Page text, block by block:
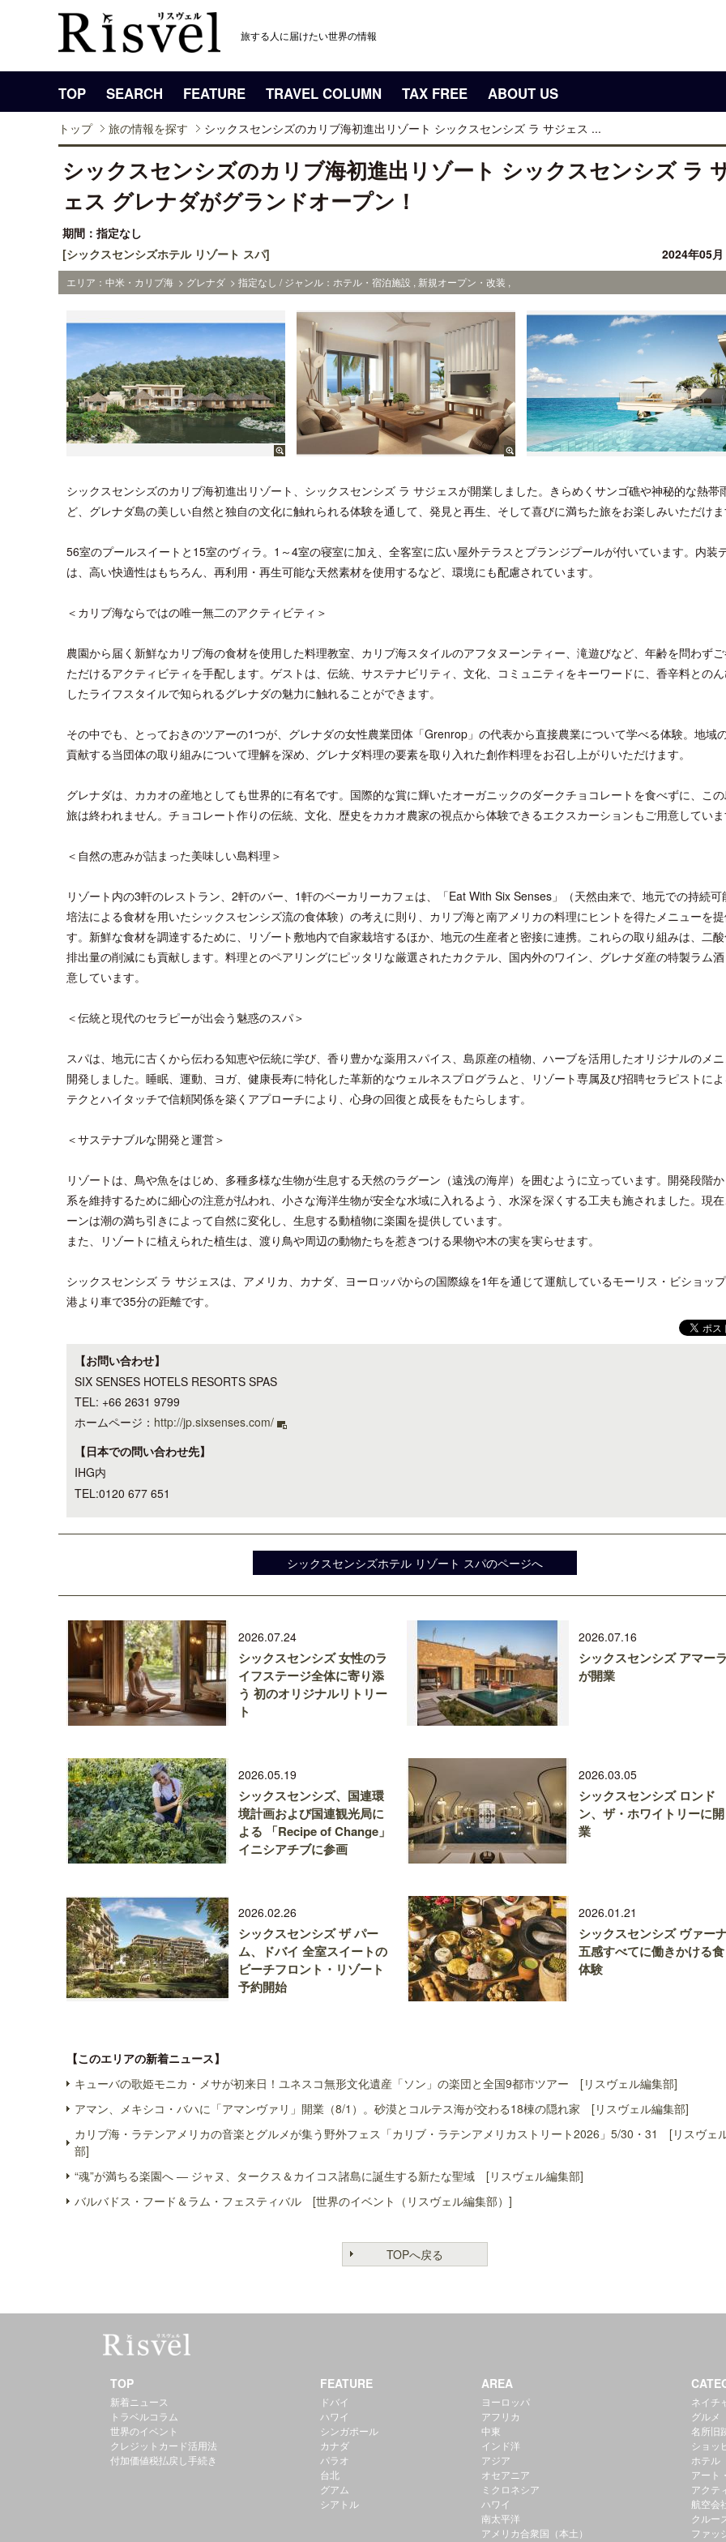
旅する人に届けたい世界の情報
TOP SEARCH FEATURE TRAVEL COLUMN TAX FREE ABOUT US
トップ 旅の情報を探す シックスセンシズのカリブ海初進出リゾート シックスセンシズ ラ サジェス ...
シックスセンシズのカリブ海初進出リゾート シックスセンシズ ラ
ェス グレナダがグランドオープン！
期間：指定なし
[シックスセンシズホテル リゾート スパ]
2024年05
エリア：中米・カリブ海 > グレナダ > 指定なし / ジャンル：ホテル・宿泊施設 , 新規オープン・改装 ,
シックスセンシズのカリブ海初進出リゾート、シックスセンシズ ラ サジェスが開業しました。きらめくサンゴ礁や神秘的な熱帯
ど、グレナダ島の美しい自然と独自の文化に触れられる体験を通して、発見と再生、そして喜びに満ちた旅をお楽しみいただけま
56室のプールスイートと15室のヴィラ。1～4室の寝室に加え、全客室に広い屋外テラスとプランジプールが付いています。内装
は、高い快適性はもちろん、再利用・再生可能な天然素材を使用するなど、環境にも配慮されています。
＜カリブ海ならではの唯一無二のアクティビティ＞
農園から届く新鮮なカリブ海の食材を使用した料理教室、カリブ海スタイルのアフタヌーンティー、滝遊びなど、年齢を問わず
ただけるアクティビティを手配します。ゲストは、伝統、サステナビリティ、文化、コミュニティをキーワードに、香辛料とのん
したライフスタイルで知られるグレナダの魅力に触れることができます。
その中でも、とっておきのツアーの1つが、グレナダの女性農業団体「Grenrop」の代表から直接農業について学べる体験。地域
貢献する当団体の取り組みについて理解を深め、グレナダ料理の要素を取り入れた創作料理をお召し上がりいただけます。
グレナダは、カカオの産地としても世界的に有名です。国際的な賞に輝いたオーガニックのダークチョコレートを食べずに、こ
旅は終われません。チョコレート作りの伝統、文化、歴史をカカオ農家の視点から体験できるエクスカーションもご用意していま
＜自然の恵みが詰まった美味しい島料理＞
リゾート内の3軒のレストラン、2軒のバー、1軒のベーカリーカフェは、「Eat With Six Senses」（天然由来で、地元での持続可
培法による食材を用いたシックスセンシズ流の食体験）の考えに則り、カリブ海と南アメリカの料理にヒントを得たメニューを提
す。新鮮な食材を調達するために、リゾート敷地内で自家栽培するほか、地元の生産者と密接に連携。これらの取り組みは、二
排出量の削減にも貢献します。料理とのペアリングにピッタリな厳選されたカクテル、国内外のワイン、グレナダ産の特製ラム
意しています。
＜伝統と現代のセラピーが出会う魅惑のスパ＞
スパは、地元に古くから伝わる知恵や伝統に学び、香り豊かな薬用スパイス、島原産の植物、ハーブを活用したオリジナルのメ
開発しました。睡眠、運動、ヨガ、健康長寿に特化した革新的なウェルネスプログラムと、リゾート専属及び招聘セラピストに
テクとハイタッチで信頼関係を築くアプローチにより、心身の回復と成長をもたらします。
＜サステナブルな開発と運営＞
リゾートは、鳥や魚をはじめ、多種多様な生物が生息する天然のラグーン（遠浅の海岸）を囲むように立っています。開発段階
系を維持するために細心の注意が払われ、小さな海洋生物が安全な水域に入れるよう、水深を深くする工夫も施されました。現
ーンは潮の満ち引きによって自然に変化し、生息する動植物に楽園を提供しています。
また、リゾートに植えられた植生は、渡り鳥や周辺の動物たちを惹きつける果物や木の実を実らせます。
シックスセンシズ ラ サジェスは、アメリカ、カナダ、ヨーロッパからの国際線を1年を通じて運航しているモーリス・ビショッ
港より車で35分の距離です。
【お問い合わせ】
SIX SENSES HOTELS RESORTS SPAS
TEL: +66 2631 9799
ホームページ： http://jp.sixsenses.com/
【日本での問い合わせ先】
IHG内
TEL:0120 677 651
シックスセンシズホテル リゾート スパのページへ
2026.07.24
シックスセンシズ 女性のラ
イフステージ全体に寄り添
う 初のオリジナルリトリー
ト
2026.07.16
シックスセンシズ アマーラ
が開業
2026.05.19
シックスセンシズ、国連環
境計画および国連観光局に
よる 「Recipe of Change」
イニシアチブに参画
2026.03.05
シックスセンシズ ロンド
ン、ザ・ホワイトリーに開
業
2026.02.26
シックスセンシズ ザ パー
ム、ドバイ 全室スイートの
ビーチフロント・リゾート
予約開始
2026.01.21
シックスセンシズ ヴァー
五感すべてに働きかける食
体験
【このエリアの新着ニュース】
キューバの歌姫モニカ・メサが初来日！ユネスコ無形文化遺産「ソン」の楽団と全国9都市ツアー [リスヴェル編集部]
アマン、メキシコ・バハに「アマンヴァリ」開業（8/1）。砂漠とコルテス海が交わる18棟の隠れ家 [リスヴェル編集部]
カリブ海・ラテンアメリカの音楽とグルメが集う野外フェス「カリブ・ラテンアメリカストリート2026」5/30・31 [リスヴェ
部]
“魂”が満ちる楽園へ ― ジャヌ、タークス＆カイコス諸島に誕生する新たな聖域 [リスヴェル編集部]
バルバドス・フード＆ラム・フェスティバル [世界のイベント（リスヴェル編集部）]
TOPへ戻る
TOP
新着ニュース
トラベルコラム
世界のイベント
クレジットカード活用法
付加価値税払戻し手続き
FEATURE
ドバイ
ハワイ
シンガポール
カナダ
パラオ
台北
グアム
シアトル
AREA
ヨーロッパ
アフリカ
中東
インド洋
アジア
オセアニア
ミクロネシア
ハワイ
南太平洋
アメリカ合衆国（本土）
ネイチ
グルメ
名所旧
ショッ
ホテル
アート
アクテ
航空会
クルー
ファッ